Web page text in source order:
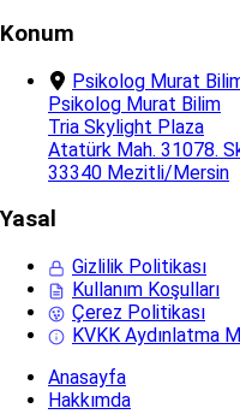
Konum
Psikolog Murat
Psikolog Murat Bilim
Tria Skylight Plaza
Atatürk Mah. 31078.
33340 Mezitli/Mersin
Yasal
Gizlilik Politikası
Kullanım Koşulları
Çerez Politikası
KVKK Aydınlatma
Anasayfa
Hakkımda